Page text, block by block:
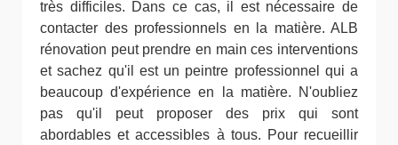
très difficiles. Dans ce cas, il est nécessaire de
contacter des professionnels en la matière. ALB
rénovation peut prendre en main ces interventions
et sachez qu'il est un peintre professionnel qui a
beaucoup d'expérience en la matière. N'oubliez
pas qu'il peut proposer des prix qui sont
abordables et accessibles à tous. Pour recueillir